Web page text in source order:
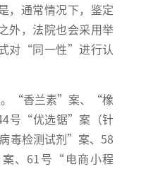
，通常情况下，鉴定
外，法院也会采用举
对“同一性”进行认
。“香兰素”案、“橡
号“优选锯”案（针
毒检测试剂”案、58
、61号“电商小程